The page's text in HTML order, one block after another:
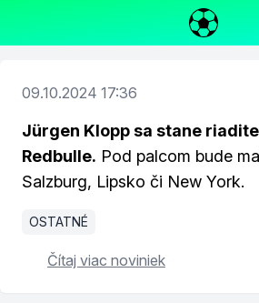
09.10.2024 17:36
Jürgen Klopp sa stane
Redbulle. Pod palcom bude
Salzburg, Lipsko či New York.
OSTATNÉ
Čítaj viac noviniek